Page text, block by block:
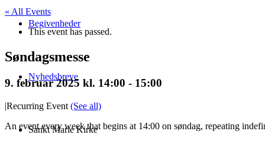
Begivenheder
Nyhedsbreve
Sankt Marie Kirke
« All Events
This event has passed.
Søndagsmesse
9. februar 2025 kl. 14:00 - 15:00
|Recurring Event (See all)
An event every week that begins at 14:00 on søndag, repeating